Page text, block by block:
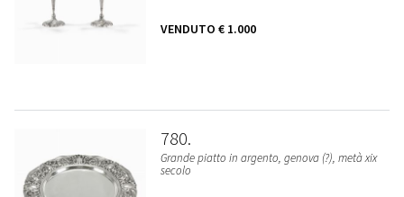
VENDUTO € 1.000
780
Grande piatto in argento, genova (?), metà xix
secolo